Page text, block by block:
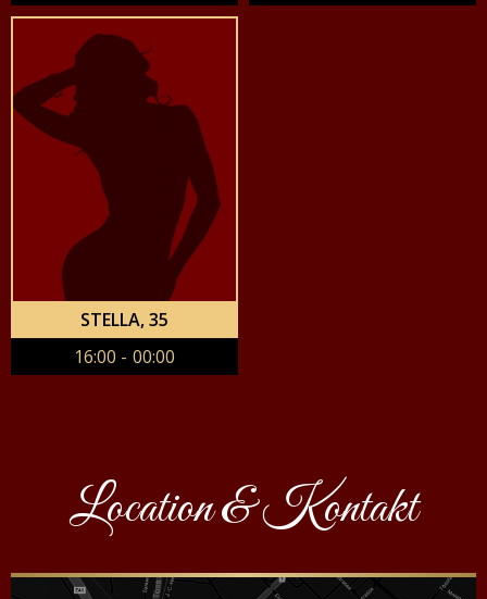
STELLA, 35
16:00 - 00:00
Location & Kontakt